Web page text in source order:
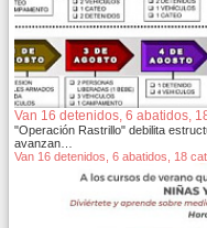
Van 16 detenidos, 6 abatidos,
"Operación Rastrillo" debilita
avanzan…
Van 16 detenidos, 6 abatidos, 18